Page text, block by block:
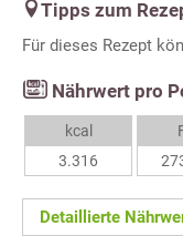
Tipps zum
Für dieses Rezept
Nährwert pro
kcal
3.316
Detaillierte